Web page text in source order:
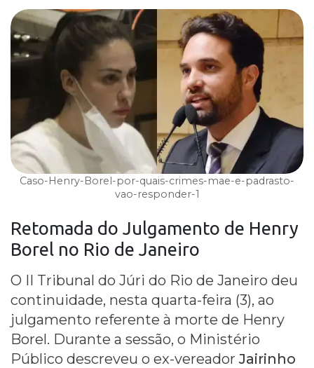
Caso-Henry-Borel-por-quais-crimes-mae-e-padrasto-
vao-responder-1
Retomada do Julgamento de Henry
Borel no Rio de Janeiro
O II Tribunal do Júri do Rio de Janeiro deu
continuidade, nesta quarta-feira (3), ao
julgamento referente à morte de Henry
Borel. Durante a sessão, o Ministério
Público descreveu o ex-vereador Jairinho